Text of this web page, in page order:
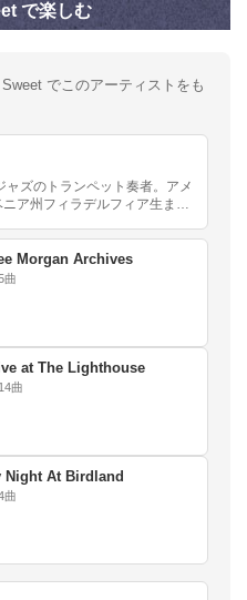
で楽しむ
でこのアーティストをも
ャズのトランペット奏者。アメ
ア州フィラデルフィア生ま
Morgan Archives
曲
at The Lighthouse
曲
Night At Birdland
曲